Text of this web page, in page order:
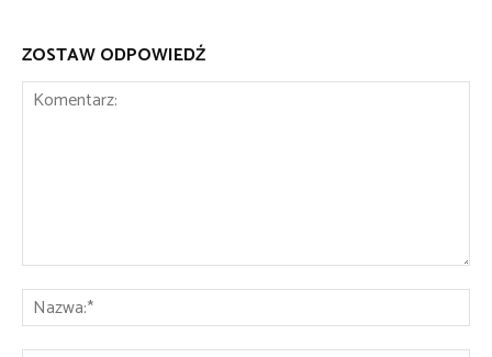
ZOSTAW ODPOWIEDŹ